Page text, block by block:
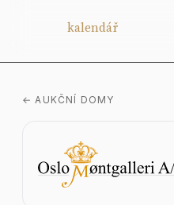
kalendář
← AUKČNÍ DOMY